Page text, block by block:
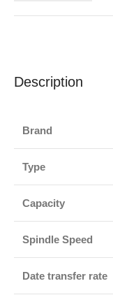
Description
Brand
Type
Capacity
Spindle Speed
Date transfer rate